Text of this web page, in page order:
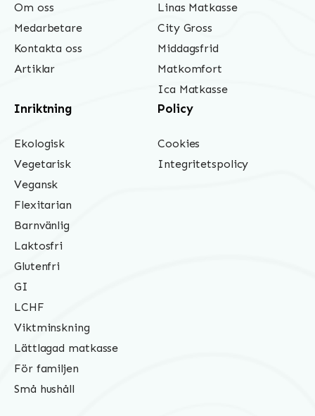
Om oss
Medarbetare
Kontakta oss
Artiklar
Linas Matkasse
City Gross
Middagsfrid
Matkomfort
Ica Matkasse
Inriktning
Ekologisk
Vegetarisk
Vegansk
Flexitarian
Barnvänlig
Laktosfri
Glutenfri
GI
LCHF
Viktminskning
Lättlagad matkasse
För familjen
Små hushåll
Policy
Cookies
Integritetspolicy